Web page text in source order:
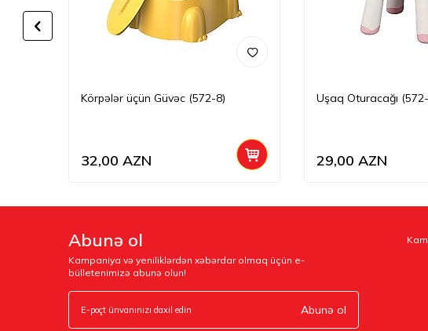
Körpələr üçün Güvəc (572-8)
32,00 AZN
Uşaq Oturacağı
29,00 AZN
Abunə ol
Kampaniya və yeniliklərdən xəbərdar olmaq üçün e-
bülletenimizə abunə olun!
Abunə ol